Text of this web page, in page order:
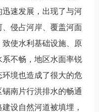
速发展，出现了与河
侵占河岸、覆盖河面
使水利基础设施、原
不畅，地区水面率锐
境也造成了很大的危
南片行洪排水的畅通
设自然河道被填埋，